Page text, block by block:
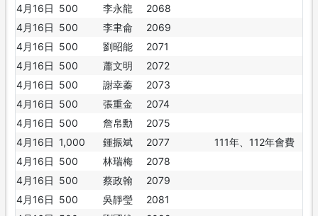
4月16日 500 李永龍
2068
4月16日 500 李聿侖
2069
4月16日 500 劉昭能
2071
4月16日 500 蕭文明
2072
4月16日 500 謝幸蓁
2073
4月16日 500 張重金
2074
4月16日 500 詹帛勳
2075
4月16日 1,000 鍾振斌 2077
111年、112年會費
4月16日 500 林瑞梅
2078
4月16日 500 蔡政翰
2079
4月16日 500 吳靜瑩
2081